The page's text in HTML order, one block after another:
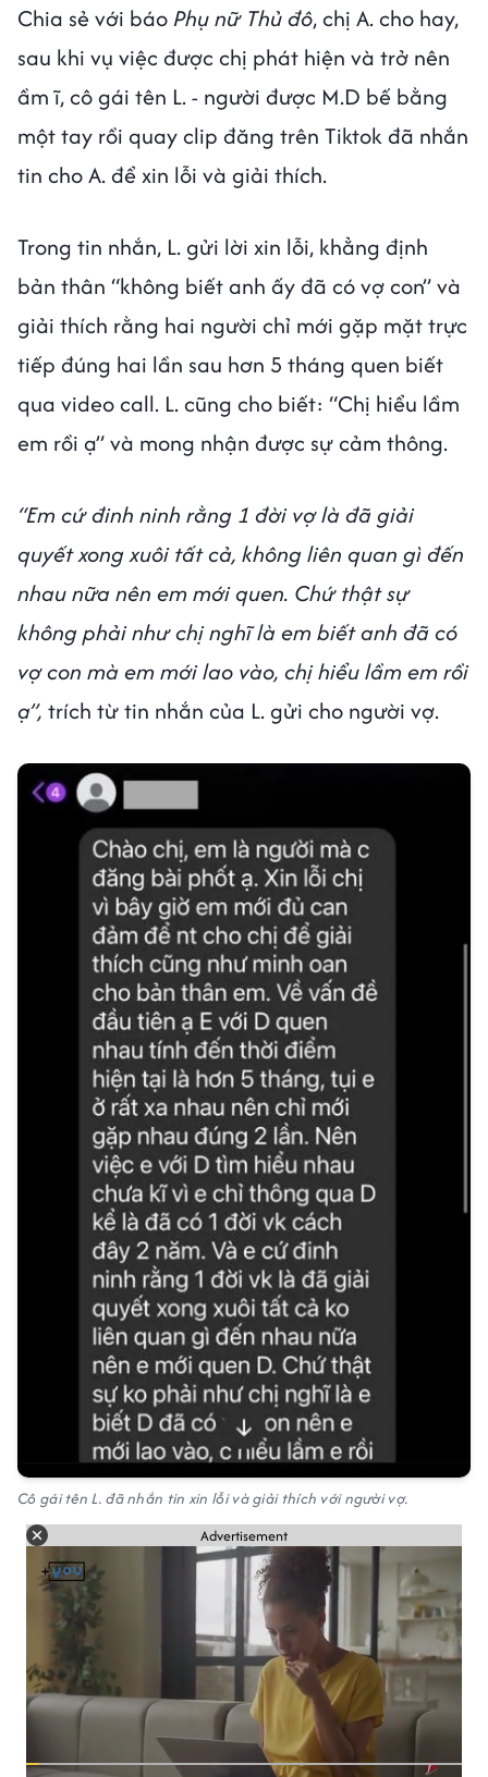
Chia sẻ với báo Phụ nữ Thủ đô, chị A. cho hay,
sau khi vụ việc được chị phát hiện và trở nên
ầm ĩ, cô gái tên L. - người được M.D bế bằng
một tay rồi quay clip đăng trên Tiktok đã nhắn
tin cho A. để xin lỗi và giải thích.
Trong tin nhắn, L. gửi lời xin lỗi, khẳng định
bản thân “không biết anh ấy đã có vợ con” và
giải thích rằng hai người chỉ mới gặp mặt trực
tiếp đúng hai lần sau hơn 5 tháng quen biết
qua video call. L. cũng cho biết: “Chị hiểu lầm
em rồi ạ” và mong nhận được sự cảm thông.
“Em cứ đinh ninh rằng 1 đời vợ là đã giải
quyết xong xuôi tất cả, không liên quan gì đến
nhau nữa nên em mới quen. Chứ thật sự
không phải như chị nghĩ là em biết anh đã có
vợ con mà em mới lao vào, chị hiểu lầm em rồi
ạ”, trích từ tin nhắn của L. gửi cho người vợ.
Cô gái tên L. đã nhắn tin xin lỗi và giải thích với người vợ.
Advertisement